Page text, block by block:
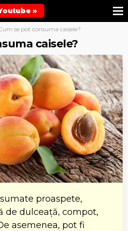
»
se pot consuma caisele?
caisele?
proaspete,
de dulceață, compot,
asemenea, pot fi